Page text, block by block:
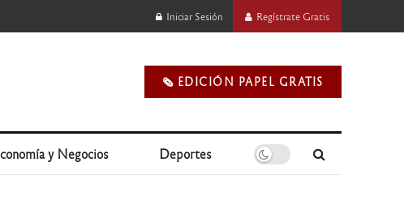
Iniciar Sesión Regístrate Gratis
🗞️ EDICIÓN PAPEL GRATIS
y Negocios Deportes